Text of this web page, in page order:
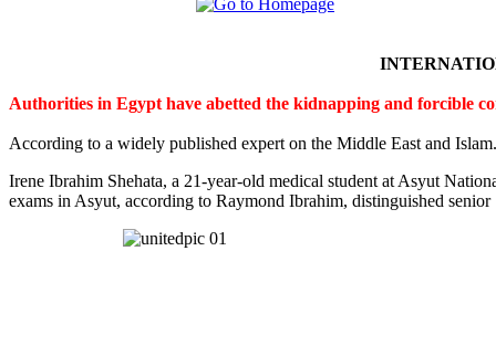
Authorities in Egypt have abetted the kidnapping and forcible
According to a widely published expert on the Middle East and Islam.
Irene Ibrahim Shehata, a 21-year-old medical student at Asyut
exams in Asyut, according to Raymond Ibrahim, distinguished